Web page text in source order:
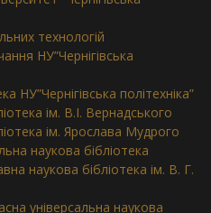
технологій
НУ”Чернігівська
НУ”Чернігівська політехніка”
ім. В.І. Вернадського
ім. Ярослава Мудрого
наукова бібліотека
наукова бібліотека ім. В. Г.
універсальна наукова